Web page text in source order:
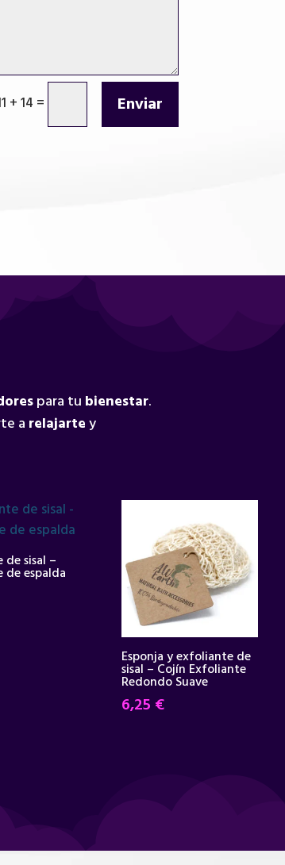
+ 14 = Enviar
para tu bienestar.
a relajartey
sisal –
espalda
Esponja y exfoliante de
sisal – Cojín Exfoliante
Redondo Suave
6,25 €